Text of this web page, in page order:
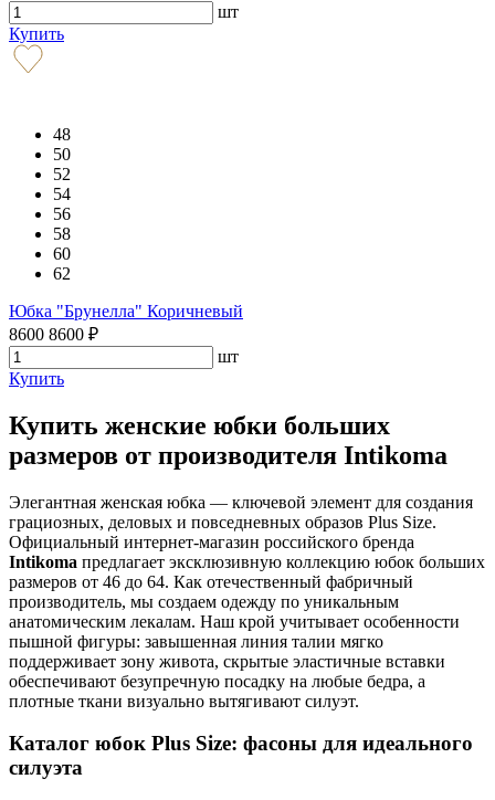
шт
Купить
48
50
52
54
56
58
60
62
Юбка "Брунелла" Коричневый
8600 8600 ₽
шт
Купить
Купить женские юбки больших
размеров от производителя Intikoma
Элегантная женская юбка — ключевой элемент для создания
грациозных, деловых и повседневных образов Plus Size.
Официальный интернет-магазин российского бренда
Intikoma предлагает эксклюзивную коллекцию юбок больших
размеров от 46 до 64. Как отечественный фабричный
производитель, мы создаем одежду по уникальным
анатомическим лекалам. Наш крой учитывает особенности
пышной фигуры: завышенная линия талии мягко
поддерживает зону живота, скрытые эластичные вставки
обеспечивают безупречную посадку на любые бедра, а
плотные ткани визуально вытягивают силуэт.
Каталог юбок Plus Size: фасоны для идеального
силуэта